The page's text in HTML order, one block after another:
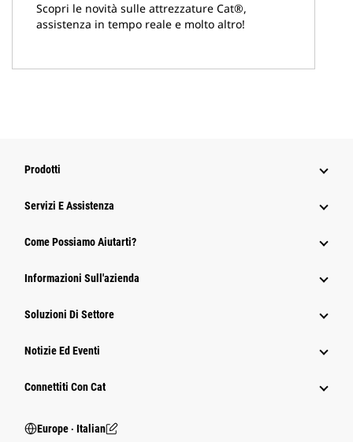
Scopri le novità sulle attrezzature Cat®,
assistenza in tempo reale e molto altro!
Prodotti
Servizi E Assistenza
Come Possiamo Aiutarti?
Informazioni Sull'azienda
Soluzioni Di Settore
Notizie Ed Eventi
Connettiti Con Cat
Europe ‧ Italian